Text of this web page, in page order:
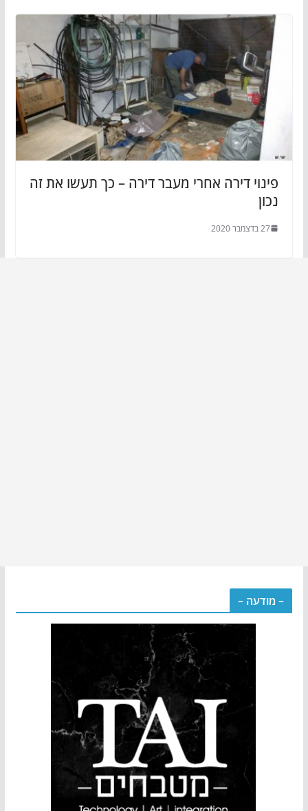
פינוי דירה אחרי מעבר דירה – כך תעשו את זה
נכון
27 בדצמבר 2020
– מודעה –